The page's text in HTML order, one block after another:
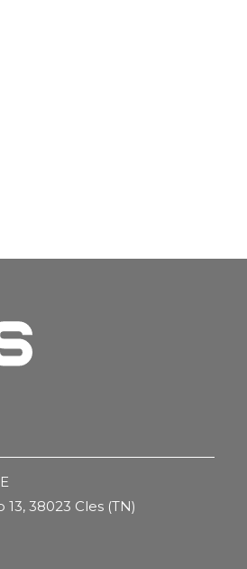
38023 Cles (TN)